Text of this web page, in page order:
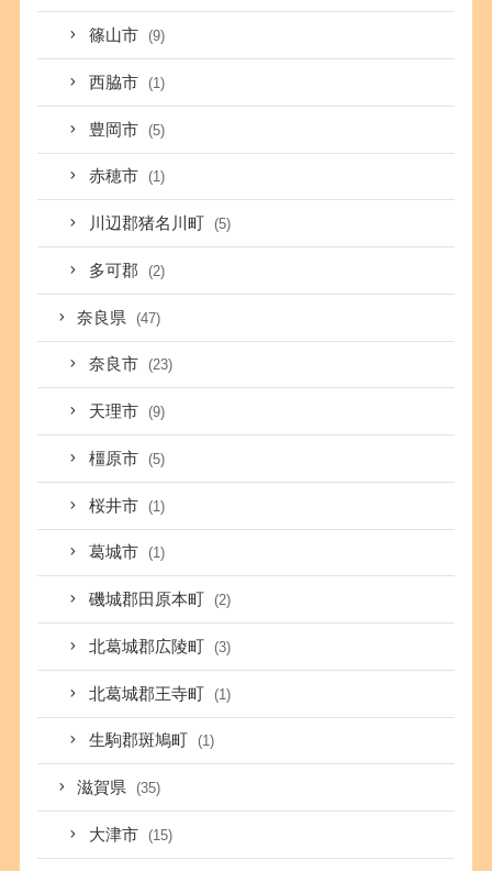
篠山市 (9)
西脇市 (1)
豊岡市 (5)
赤穂市 (1)
川辺郡猪名川町 (5)
多可郡 (2)
奈良県 (47)
奈良市 (23)
天理市 (9)
橿原市 (5)
桜井市 (1)
葛城市 (1)
磯城郡田原本町 (2)
北葛城郡広陵町 (3)
北葛城郡王寺町 (1)
生駒郡斑鳩町 (1)
滋賀県 (35)
大津市 (15)